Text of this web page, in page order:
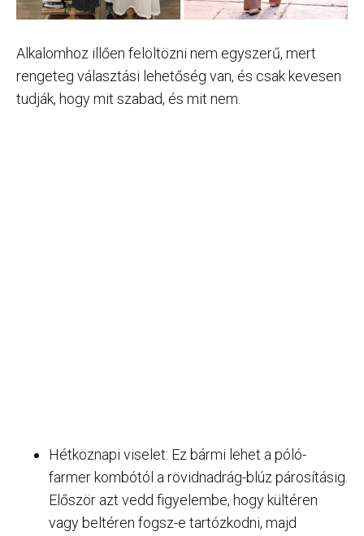
Alkalomhoz illően felöltözni nem egyszerű, mert
rengeteg választási lehetőség van, és csak kevesen
tudják, hogy mit szabad, és mit nem.
Hétköznapi viselet: Ez bármi lehet a póló-
farmer kombótól a rövidnadrág-blúz párosításig.
Először azt vedd figyelembe, hogy kültéren
vagy beltéren fogsz-e tartózkodni, majd